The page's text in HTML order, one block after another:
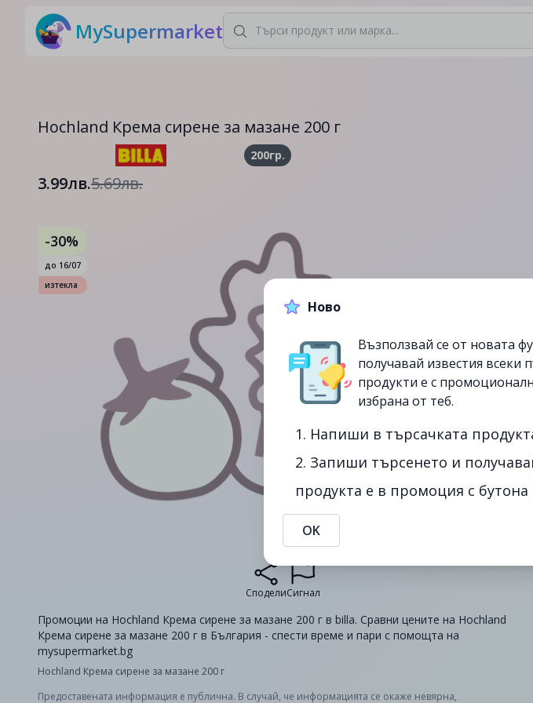
MySupermarket
Hochland Крема сирене за мазане 200 г
200гр.
3.99лв.5.69лв.
-30%
до 16/07
изтекла
СподелиСигнал
Промоции на Hochland Крема сирене за мазане 200 г в billa. Сравни цените на Hochland
Крема сирене за мазане 200 г в България - спести време и пари с помощта на
mysupermarket.bg
Hochland Крема сирене за мазане 200 г
Предоставената информация е публична. В случай, че информацията се окаже невярна,
Ново
Възползвай се от новата
получавай известия всеки
продукти е с
избрана от теб.
1. Напиши в търсачката
2. Запиши търсенето и
продукта е в промоция с бутона
OK